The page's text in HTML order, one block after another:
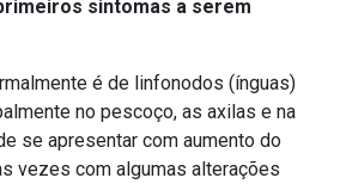
sintomas a serem
é de linfonodos (ínguas)
no pescoço, as axilas e na
se apresentar com aumento do
vezes com algumas alterações